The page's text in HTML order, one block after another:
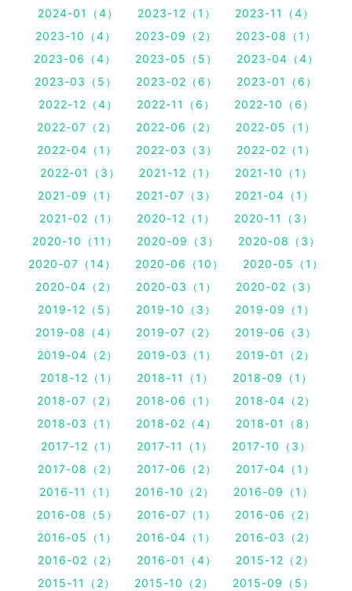
2024-01（4）
2023-12（1）
2023-11（4）
2023-10（4）
2023-09（2）
2023-08（1）
2023-06（4）
2023-05（5）
2023-04（4）
2023-03（5）
2023-02（6）
2023-01（6）
2022-12（4）
2022-11（6）
2022-10（6）
2022-07（2）
2022-06（2）
2022-05（1）
2022-04（1）
2022-03（3）
2022-02（1）
2022-01（3）
2021-12（1）
2021-10（1）
2021-09（1）
2021-07（3）
2021-04（1）
2021-02（1）
2020-12（1）
2020-11（3）
2020-10（11）
2020-09（3）
2020-08（3）
2020-07（14）
2020-06（10）
2020-05（1）
2020-04（2）
2020-03（1）
2020-02（3）
2019-12（5）
2019-10（3）
2019-09（1）
2019-08（4）
2019-07（2）
2019-06（3）
2019-04（2）
2019-03（1）
2019-01（2）
2018-12（1）
2018-11（1）
2018-09（1）
2018-07（2）
2018-06（1）
2018-04（2）
2018-03（1）
2018-02（4）
2018-01（8）
2017-12（1）
2017-11（1）
2017-10（3）
2017-08（2）
2017-06（2）
2017-04（1）
2016-11（1）
2016-10（2）
2016-09（1）
2016-08（5）
2016-07（1）
2016-06（2）
2016-05（1）
2016-04（1）
2016-03（2）
2016-02（2）
2016-01（4）
2015-12（2）
2015-11（2）
2015-10（2）
2015-09（5）